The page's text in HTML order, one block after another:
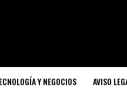
Y NEGOCIOS AVISO